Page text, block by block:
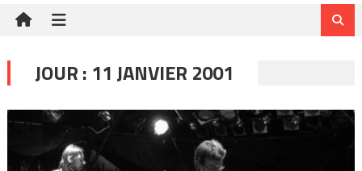
JOUR : 11 JANVIER 2001